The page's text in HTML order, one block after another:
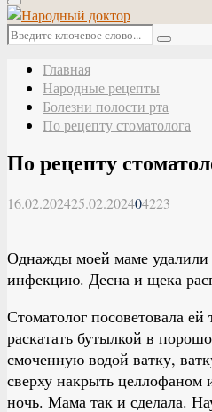
Основное
меню
Искать:
Поиск
Главная
Народные рецепты
Болезни полости рта
По рецепту стоматолога
По рецепту
16.02.202425.02.202404223
Однажды моей маме удалили
инфекцию. Десна и щека
Стоматолог посоветовала
раскатать бутылкой в
смоченную водой ватку,
сверху накрыть целлофаном
ночь. Мама так и сделала.